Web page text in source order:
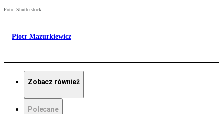
Foto: Shutterstock
Piotr Mazurkiewicz
Zobacz również
Polecane